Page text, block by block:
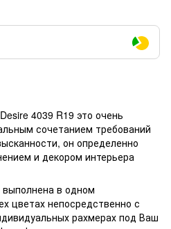
4039 R19 это очень
сочетанием требований
он определенно
и декором интерьера
в одном
цветах непосредственно с
рахмерах под Ваш